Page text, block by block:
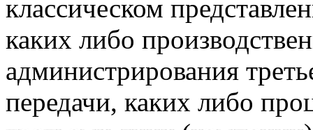
классическом
каких либо
администрирования
передачи, каких либо